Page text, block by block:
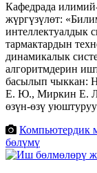
Кафедрада
жүргүзүлөт:
интеллектуалдык
тармактардын
динамикалык
алгоритмдерин
басылып чыккан:
Е. Ю., Миркин Е. Л.
өзүн-өзү
Компьютердик
бөлүмү